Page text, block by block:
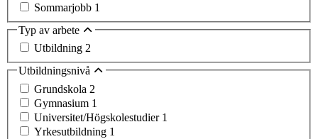
Sommarjobb 1
Typ av arbete
Utbildning 2
Utbildningsnivå
Grundskola 2
Gymnasium 1
Universitet/Högskolestudier 1
Yrkesutbildning 1